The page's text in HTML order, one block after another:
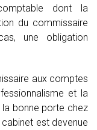
dont la
du commissaire
une obligation
aux comptes
et la
bonne porte chez
est devenue